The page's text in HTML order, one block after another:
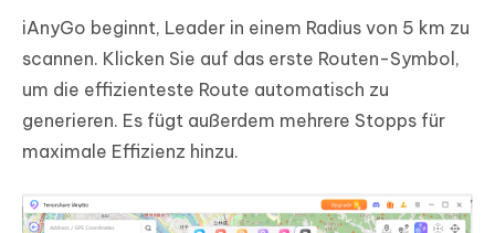
iAnyGo beginnt, Leader in einem Radius von 5 km zu
scannen. Klicken Sie auf das erste Routen-Symbol,
um die effizienteste Route automatisch zu
generieren. Es fügt außerdem mehrere Stopps für
maximale Effizienz hinzu.